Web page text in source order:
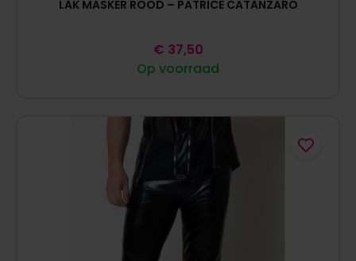
LAK MASKER ROOD – PATRICE CATANZARO
Op voorraad
€ 37,50